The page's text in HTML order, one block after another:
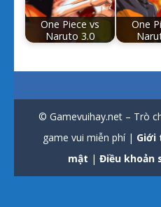
One Piece vs
Naruto 3.0
One
© Gamevuihay.net – Trò
game vui miễn phí | Giới
mật | Điều khoản